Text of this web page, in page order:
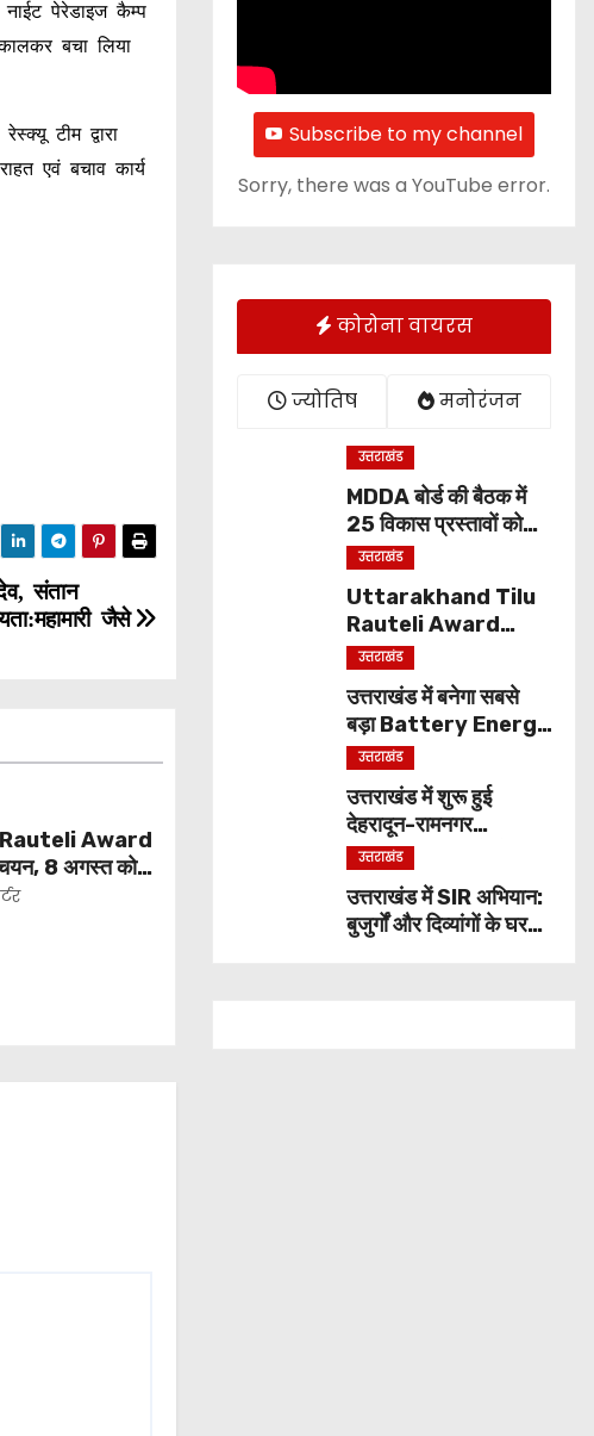
पेरेडाइज कैम्प
बचा लिया
टीम द्वारा
एवं बचाव कार्य
संतान
जैसे
Award
8 अगस्त को
Subscribe to my channel
Sorry, there was a YouTube error.
कोरोना वायरस
ज्योतिष मनोरंजन
उत्तराखंड
MDDA बोर्ड की बैठक में
25 विकास प्रस्तावों को
मंजूरी, लैंड पूलिंग से होटल-
मिलेगी रफ्तार
उत्तराखंड
Uttarakhand Tilu
Rauteli Award
2026: 13 महिलाओं का
चयन, 8 अगस्त को सीएम
धामी करेंगे सम्मानित
उत्तराखंड
उत्तराखंड में बनेगा सबसे
बड़ा Battery Energy
Storage System,
UJVNL लगाएगा 352
करोड़ का प्रोजेक्ट
उत्तराखंड
उत्तराखंड में शुरू हुई
देहरादून-रामनगर
एक्सप्रेस, सप्ताह में दो दिन
मिलेगा सफर का नया विकल्प
उत्तराखंड
उत्तराखंड में SIR अभियान:
बुजुर्गों और दिव्यांगों के घर